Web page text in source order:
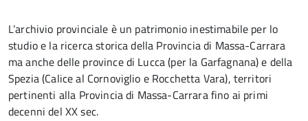
L’archivio provinciale è un patrimonio inestimabile per lo
studio e la ricerca storica della Provincia di Massa-Carrara
ma anche delle province di Lucca (per la Garfagnana) e della
Spezia (Calice al Cornoviglio e Rocchetta Vara), territori
pertinenti alla Provincia di Massa-Carrara fino ai primi
decenni del XX sec.